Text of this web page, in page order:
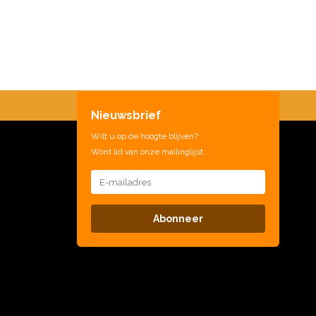
Nieuwsbrief
Wilt u op de hoogte blijven?
Word lid van onze mailinglijst:
Abonneer